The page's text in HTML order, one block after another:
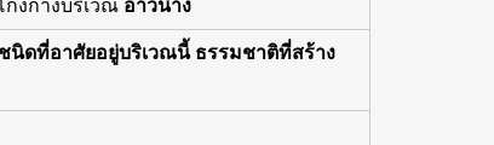
งกางบริเวณ อ่าวนาง
ดที่อาศัยอยู่บริเวณนี้ ธรรมชาติที่สร้าง